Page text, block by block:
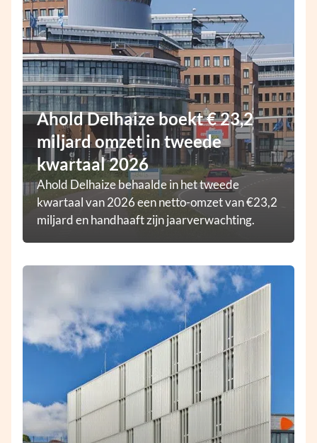
Ahold Delhaize boekt € 23,2
miljard omzet in tweede
kwartaal 2026
Ahold Delhaize behaalde in het tweede
kwartaal van 2026 een netto-omzet van €23,2
miljard en handhaaft zijn jaarverwachting.